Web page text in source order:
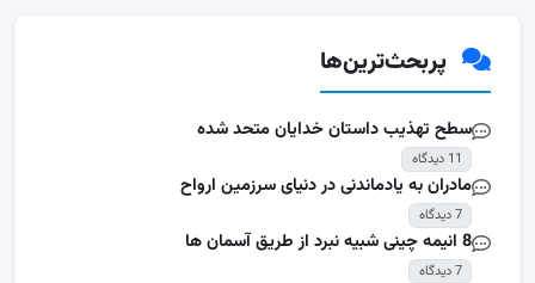
پربحث‌ترین‌ها
سطح تهذیب داستان خدایان متحد شده
11 دیدگاه
مادران به یادماندنی در دنیای سرزمین ارواح
7 دیدگاه
8 انیمه چینی شبیه نبرد از طریق آسمان ها
7 دیدگاه